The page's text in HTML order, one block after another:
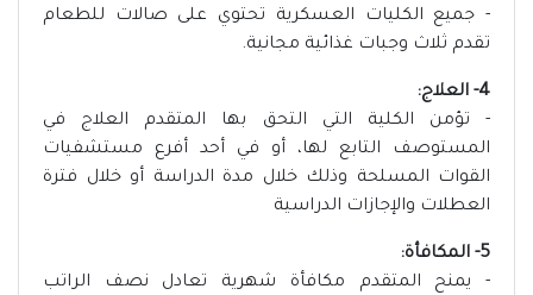
- جميع الكليات العسكرية تحتوي على صالات للطعام
تقدم ثلاث وجبات غذائية مجانية.
4- العلاج:
- تؤمن الكلية التي التحق بها المتقدم العلاج في
المستوصف التابع لها، أو في أحد أفرع مستشفيات
القوات المسلحة وذلك خلال مدة الدراسة أو خلال فترة
العطلات والإجازات الدراسية
5- المكافأة:
- يمنح المتقدم مكافأة شهرية تعادل نصف الراتب